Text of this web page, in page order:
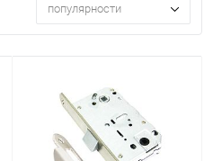
популярности